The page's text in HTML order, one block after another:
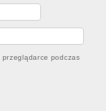
podczas